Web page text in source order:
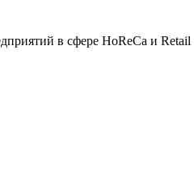
в сфере HoReCa и Retail